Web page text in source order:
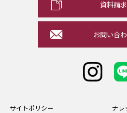
資料請求
お問い合
サイトポリシー ナレ